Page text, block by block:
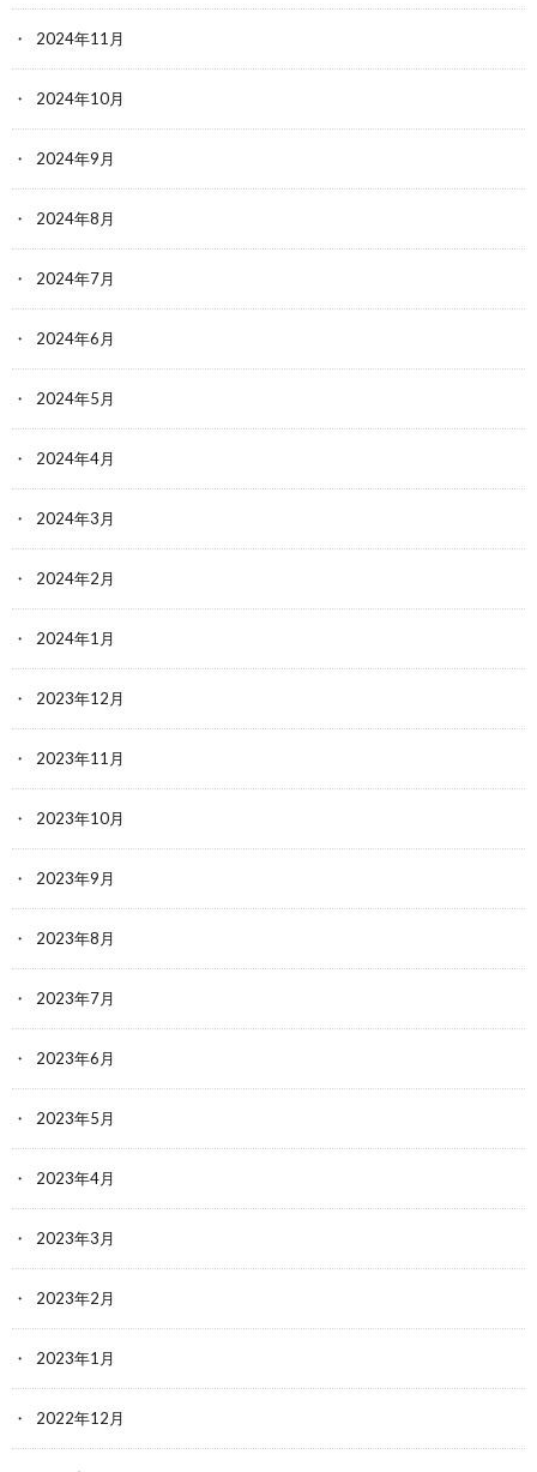
2024年11月
2024年10月
2024年9月
2024年8月
2024年7月
2024年6月
2024年5月
2024年4月
2024年3月
2024年2月
2024年1月
2023年12月
2023年11月
2023年10月
2023年9月
2023年8月
2023年7月
2023年6月
2023年5月
2023年4月
2023年3月
2023年2月
2023年1月
2022年12月